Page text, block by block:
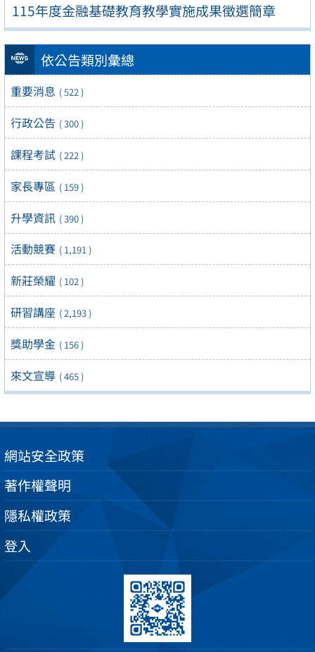
115年度金融基礎教育教學實施成果徵選簡章
依公告類別彙總
重要消息 ( 522 )
行政公告 ( 300 )
課程考試 ( 222 )
家長專區 ( 159 )
升學資訊 ( 390 )
活動競賽 ( 1,191 )
新莊榮耀 ( 102 )
研習講座 ( 2,193 )
獎助學金 ( 156 )
來文宣導 ( 465 )
網站安全政策
著作權聲明
隱私權政策
登入